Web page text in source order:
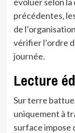
précédentes,
de
vérifier l’ordre
journée.
Lecture
Sur terre
uniquement à
surface impose